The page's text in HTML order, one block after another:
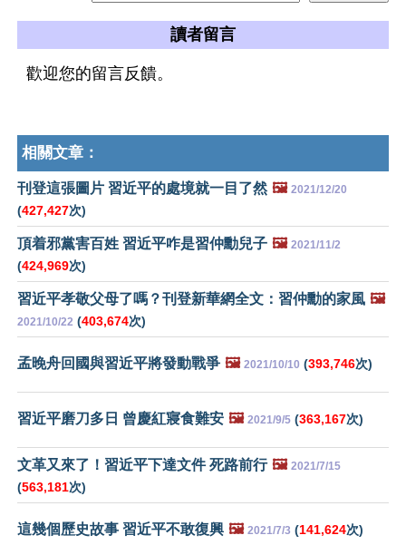
讀者留言
歡迎您的留言反饋。
相關文章：
刊登這張圖片 習近平的處境就一目了然 🖼️ 2021/12/20
(427,427次)
頂着邪黨害百姓 習近平咋是習仲勳兒子 🖼️ 2021/11/2
(424,969次)
習近平孝敬父母了嗎？刊登新華網全文：習仲勳的家風 🖼️
2021/10/22 (403,674次)
孟晚舟回國與習近平將發動戰爭 🖼️ 2021/10/10 (393,746次)
習近平磨刀多日 曾慶紅寢食難安 🖼️ 2021/9/5 (363,167次)
文革又來了！習近平下達文件 死路前行 🖼️ 2021/7/15
(563,181次)
這幾個歷史故事 習近平不敢復興 🖼️ 2021/7/3 (141,624次)